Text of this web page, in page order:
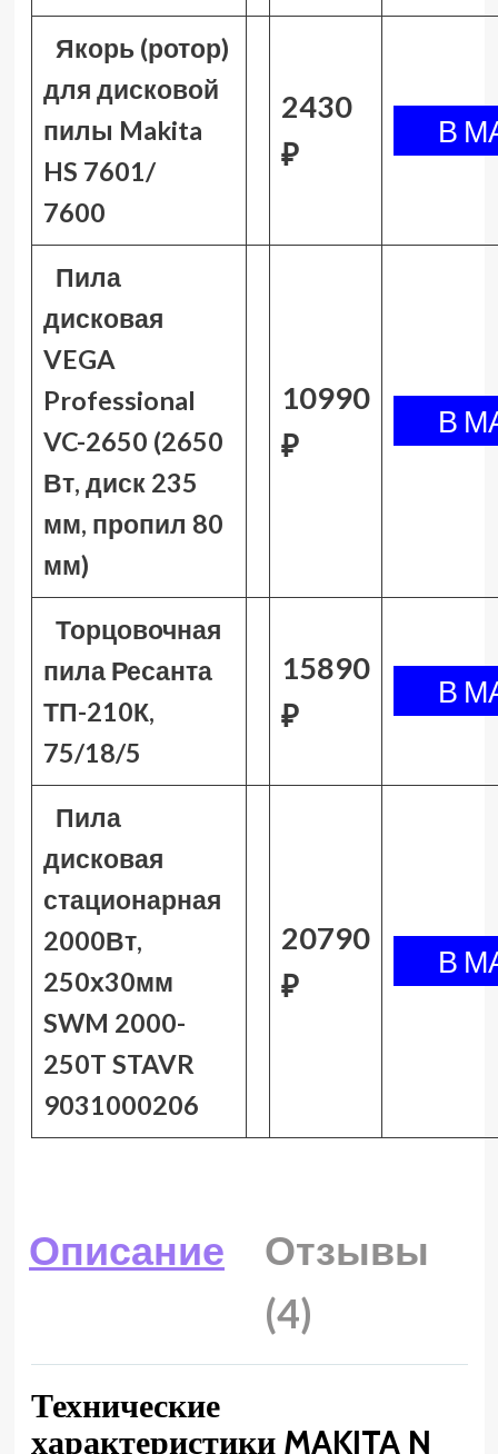
Якорь (ротор)
для дисковой
пилы Makita
HS 7601/
7600
2430
₽
Пила
дисковая
VEGA
Professional
VC-2650 (2650
Вт, диск 235
мм, пропил 80
мм)
10990
₽
Торцовочная
пила Ресанта
ТП-210К,
75/18/5
15890
₽
Пила
дисковая
стационарная
2000Вт,
250х30мм
SWM 2000-
250T STAVR
9031000206
20790
₽
Описание
Отзывы
(4)
Технические
характеристики MAKITA N